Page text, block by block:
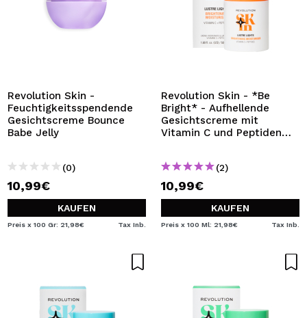
Ich habe hier kein Konto
Durch die Erstellung eines Kontos bei Maquillalia.de
können Sie Ihre Einkäufe schnell tätigen, den Status Ihrer
Bestellungen überprüfen und Ihre bisherigen Vorgänge
einsehen.
BENUTZERKONTO ERSTELLEN
Revolution Skin -
Feuchtigkeitsspendende
Gesichtscreme Bounce
Babe Jelly
(0)
10,99€
KAUFEN
Preis x 100 Gr: 21,98€ Tax Inb.
Revolution Skin - *Be
Bright* - Aufhellende
Gesichtscreme mit
Vitamin C und Peptiden
(2)
10,99€
KAUFEN
Preis x 100 Ml: 21,98€ Tax Inb.